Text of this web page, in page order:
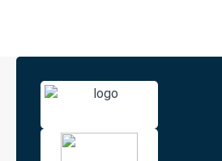
politiko
varovanja
osebnih